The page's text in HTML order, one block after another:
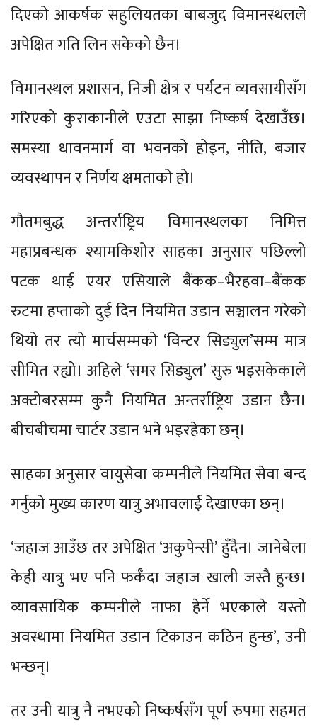
दिएको आकर्षक सहुलियतका बाबजुद विमानस्थलले
अपेक्षित गति लिन सकेको छैन।
विमानस्थल प्रशासन, निजी क्षेत्र र पर्यटन व्यवसायीसँग
गरिएको कुराकानीले एउटा साझा निष्कर्ष देखाउँछ।
समस्या धावनमार्ग वा भवनको होइन, नीति, बजार
व्यवस्थापन र निर्णय क्षमताको हो।
गौतमबुद्ध अन्तर्राष्ट्रिय विमानस्थलका निमित्त
महाप्रबन्धक श्यामकिशोर साहका अनुसार पछिल्लो
पटक थाई एयर एसियाले बैंकक–भैरहवा–बैंकक
रुटमा हप्ताको दुई दिन नियमित उडान सञ्चालन गरेको
थियो तर त्यो मार्चसम्मको ‘विन्टर सिड्युल’सम्म मात्र
सीमित रह्यो। अहिले ‘समर सिड्युल’ सुरु भइसकेकाले
अक्टोबरसम्म कुनै नियमित अन्तर्राष्ट्रिय उडान छैन।
बीचबीचमा चार्टर उडान भने भइरहेका छन्।
साहका अनुसार वायुसेवा कम्पनीले नियमित सेवा बन्द
गर्नुको मुख्य कारण यात्रु अभावलाई देखाएका छन्।
‘जहाज आउँछ तर अपेक्षित ‘अकुपेन्सी’ हुँदैन। जानेबेला
केही यात्रु भए पनि फर्कँदा जहाज खाली जस्तै हुन्छ।
व्यावसायिक कम्पनीले नाफा हेर्ने भएकाले यस्तो
अवस्थामा नियमित उडान टिकाउन कठिन हुन्छ’, उनी
भन्छन्।
तर उनी यात्रु नै नभएको निष्कर्षसँग पूर्ण रुपमा सहमत